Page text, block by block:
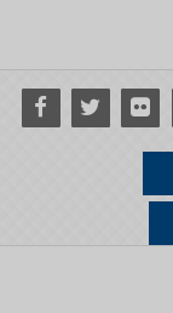
Facebook
Twitter Flickr